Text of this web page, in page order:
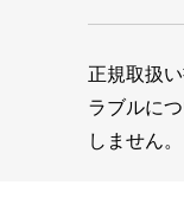
正規取扱
ラブルに
しません。